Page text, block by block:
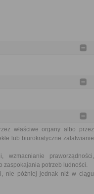
właściwe organy albo przez
lub biurokratyczne załatwianie
praworządności,
zaspokajania potrzeb ludności.
nie później jednak niż w ciągu